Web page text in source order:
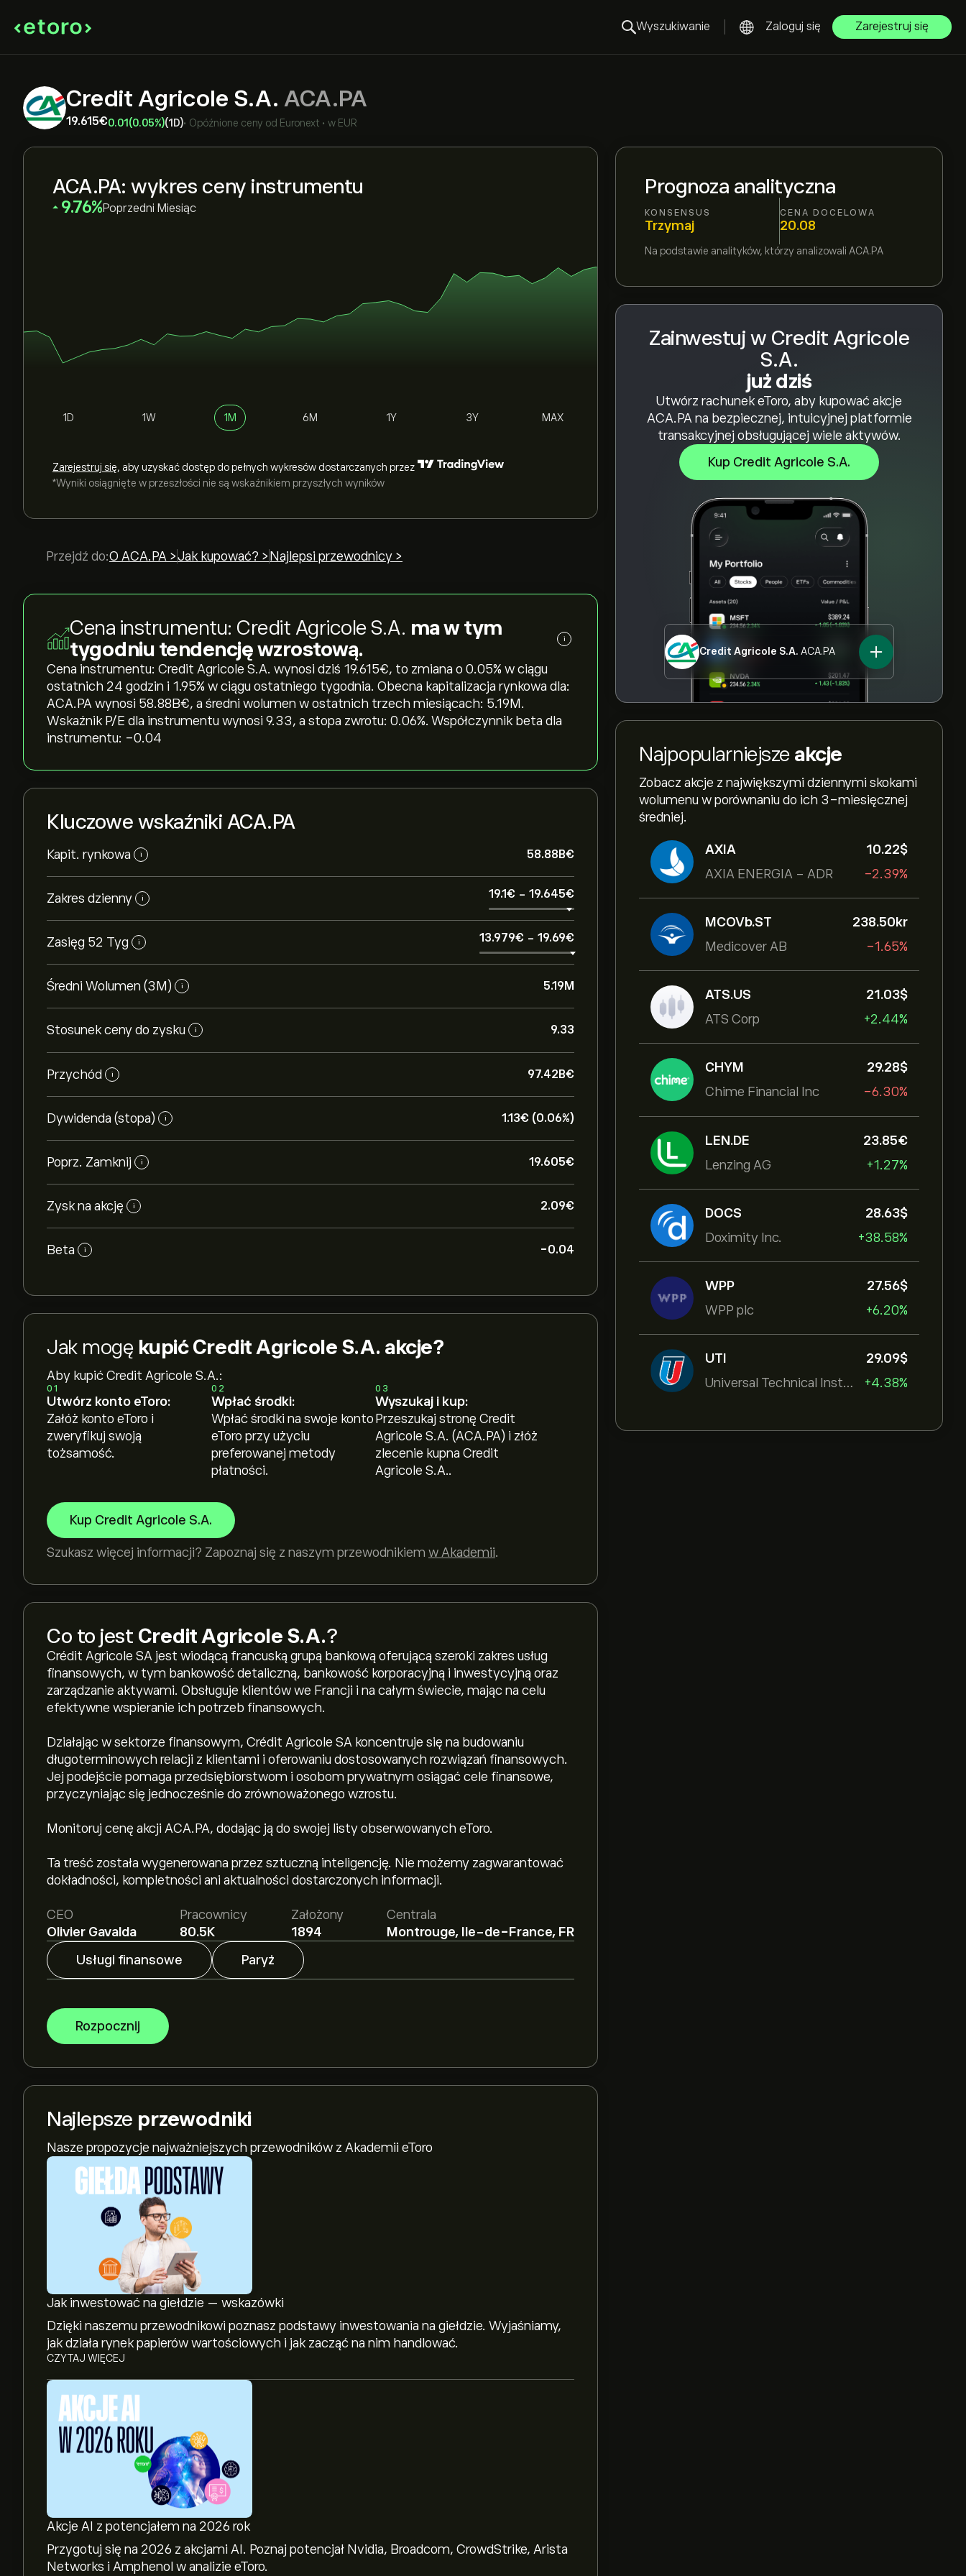
Wyszukiwanie Zaloguj się Zarejestruj się
Credit Agricole S.A. ACA.PA
19.615‎€‎0.01 (0.05%)(1D)• Opóźnione ceny od Euronext • w EUR
Prognoza analityczna
KONSENSUS
Trzymaj
CENA DOCELOWA
20.08
Na podstawie analityków, którzy analizowali ACA.PA
Zainwestuj w Credit Agricole
S.A.
już dziś
Utwórz rachunek eToro, aby kupować akcje
ACA.PA na bezpiecznej, intuicyjnej platformie
transakcyjnej obsługującej wiele aktywów.
Kup Credit Agricole S.A.
Credit Agricole S.A. ACA.PA
Najpopularniejsze akcje
Zobacz akcje z największymi dziennymi skokami
wolumenu w porównaniu do ich 3-miesięcznej
średniej.
AXIA
AXIA ENERGIA - ADR
10.22‎$‎
-2.39%
MCOVb.ST
Medicover AB
238.50‎kr‎
-1.65%
ATS.US
ATS Corp
21.03‎$‎
+2.44%
CHYM
Chime Financial Inc
29.28‎$‎
-6.30%
LEN.DE
Lenzing AG
23.85‎€‎
+1.27%
DOCS
Doximity Inc.
28.63‎$‎
+38.58%
WPP
WPP plc
27.56‎$‎
+6.20%
UTI
Universal Technical Institut
29.09‎$‎
+4.38%
ACA.PA: wykres ceny instrumentu
‎9.76‎ Poprzedni Miesiąc
1D 1W 1M 6M 1Y 3Y MAX
Zarejestruj się, aby uzyskać dostęp do pełnych wykresów dostarczanych przez
*Wyniki osiągnięte w przeszłości nie są wskaźnikiem przyszłych wyników
Przejdź do:O ACA.PA >Jak kupować? > Najlepsi przewodnicy >
Cena instrumentu: Credit Agricole S.A. ma w tym
tygodniu tendencję wzrostową.
i
Cena instrumentu: Credit Agricole S.A. wynosi dziś 19.615‎€‎, to zmiana o ‎0.05‎% w ciągu
ostatnich 24 godzin i ‎1.95‎% w ciągu ostatniego tygodnia. Obecna kapitalizacja rynkowa dla:
ACA.PA wynosi 58.88B‎€‎, a średni wolumen w ostatnich trzech miesiącach: 5.19M.
Wskaźnik P/E dla instrumentu wynosi 9.33, a stopa zwrotu: 0.06%. Współczynnik beta dla
instrumentu: -0.04
Kluczowe wskaźniki ACA.PA
Kapit. rynkowa i 58.88B‎€‎
Zakres dzienny i 19.1‎€‎ - 19.645‎€‎
Zasięg 52 Tyg i 13.979‎€‎ - 19.69‎€‎
Średni Wolumen (3M) i 5.19M
Stosunek ceny do zysku i 9.33
Przychód i 97.42B‎€‎
Dywidenda (stopa) i 1.13‎€‎ (0.06%)
Poprz. Zamknij i 19.605‎€‎
Zysk na akcję i 2.09‎€‎
Beta i -0.04
Jak mogę kupić Credit Agricole S.A. akcje?
Aby kupić Credit Agricole S.A.:
01
Utwórz konto eToro:
Załóż konto eToro i
zweryfikuj swoją
tożsamość.
02
Wpłać środki:
Wpłać środki na swoje konto
eToro przy użyciu
preferowanej metody
płatności.
03
Wyszukaj i kup:
Przeszukaj stronę Credit
Agricole S.A. (ACA.PA) i złóż
zlecenie kupna Credit
Agricole S.A..
Kup Credit Agricole S.A.
Szukasz więcej informacji? Zapoznaj się z naszym przewodnikiem w Akademii.
Co to jest Credit Agricole S.A.?
Crédit Agricole SA jest wiodącą francuską grupą bankową oferującą szeroki zakres usług
finansowych, w tym bankowość detaliczną, bankowość korporacyjną i inwestycyjną oraz
zarządzanie aktywami. Obsługuje klientów we Francji i na całym świecie, mając na celu
efektywne wspieranie ich potrzeb finansowych.
Działając w sektorze finansowym, Crédit Agricole SA koncentruje się na budowaniu
długoterminowych relacji z klientami i oferowaniu dostosowanych rozwiązań finansowych.
Jej podejście pomaga przedsiębiorstwom i osobom prywatnym osiągać cele finansowe,
przyczyniając się jednocześnie do zrównoważonego wzrostu.
Monitoruj cenę akcji ACA.PA, dodając ją do swojej listy obserwowanych eToro.
Ta treść została wygenerowana przez sztuczną inteligencję. Nie możemy zagwarantować
dokładności, kompletności ani aktualności dostarczonych informacji.
CEO
Olivier Gavalda
Pracownicy
80.5K
Założony
1894
Centrala
Montrouge, Ile-de-France, FR
Usługi finansowe
Paryż
Rozpocznij
Najlepsze przewodniki
Nasze propozycje najważniejszych przewodników z Akademii eToro
Jak inwestować na giełdzie — wskazówki
Dzięki naszemu przewodnikowi poznasz podstawy inwestowania na giełdzie. Wyjaśniamy,
jak działa rynek papierów wartościowych i jak zacząć na nim handlować.
CZYTAJ WIĘCEJ
Akcje AI z potencjałem na 2026 rok
Przygotuj się na 2026 z akcjami AI. Poznaj potencjał Nvidia, Broadcom, CrowdStrike, Arista
Networks i Amphenol w analizie eToro.